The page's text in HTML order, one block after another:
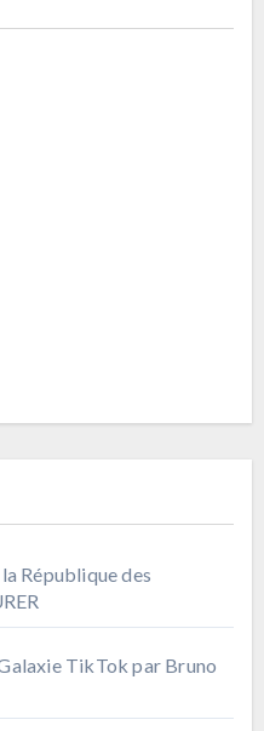
République des
TikTok par Bruno